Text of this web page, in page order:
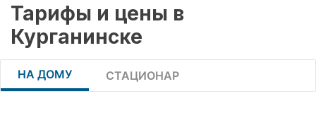
Тарифы и цены в
Курганинске
НА ДОМУ СТАЦИОНАР